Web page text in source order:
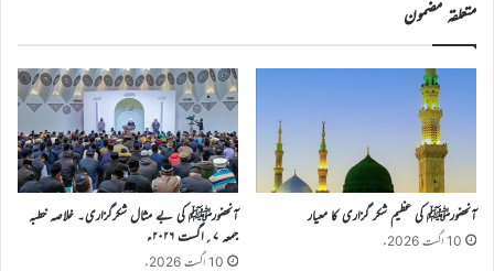
متعلقہ مضمون
آنحضورﷺ کی عظیم شکر گزاری کا معیار
10 اگست 2026ء
آنحضورﷺ کی بے مثال شکرگزاری۔ خلاصہ خطبہ
جمعہ ۷؍اگست ۲۰۲۶ء
10 اگست 2026ء